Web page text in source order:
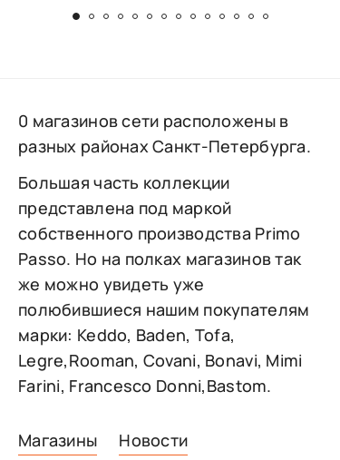
Магазины Новости
0 магазинов сети расположены в
разных районах Санкт-Петербурга.
Большая часть коллекции
представлена под маркой
собственного производства Primo
Passo. Но на полках магазинов так
же можно увидеть уже
полюбившиеся нашим покупателям
марки: Keddo, Baden, Tofa,
Legre,Rooman, Covani, Bonavi, Mimi
Farini, Francesco Donni,Bastom.